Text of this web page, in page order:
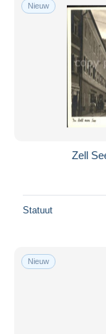
Nieuw
Zell
Statuut
Nieuw